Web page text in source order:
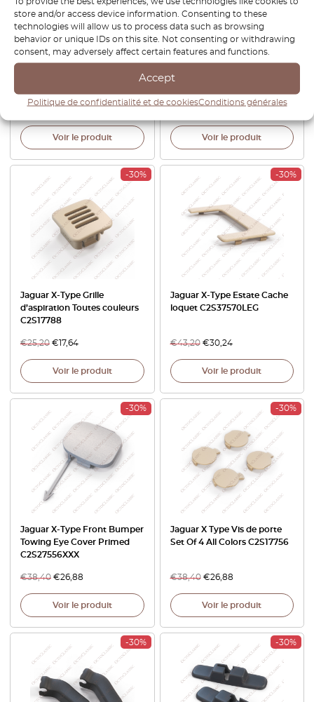
store and/or access device information. Consenting to these
technologies will allow us to process data such as browsing
behavior or unique IDs on this site. Not consenting or withdrawing
consent, may adversely affect certain features and functions.
Accept
Politique de confidentialité et de cookiesConditions générales
Jaguar X-Type Crochets de
Couverture de Coffre Arrière
Jeu de 2 C2S43221 C2S43222
€50,40 €42,84
Voir le produit
Jaguar X-Type Couvercle de
lave-phares gauche et droit
jet de lavage C2S13245XXX /
€63,60 €54,06
Voir le produit
-30%
Jaguar X-Type Grille
d’aspiration Toutes couleurs
C2S17788
€25,20 € 17,64
Voir le produit
-30%
Jaguar X-Type Estate Cache
loquet C2S37570LEG
€43,20 €30,24
Voir le produit
-30%
Jaguar X-Type Front Bumper
Towing Eye Cover Primed
C2S27556XXX
€38,40 €26,88
Voir le produit
-30%
Jaguar X Type Vis de porte
Set Of 4 All Colors C2S17756
€38,40 €26,88
Voir le produit
-30% -30%